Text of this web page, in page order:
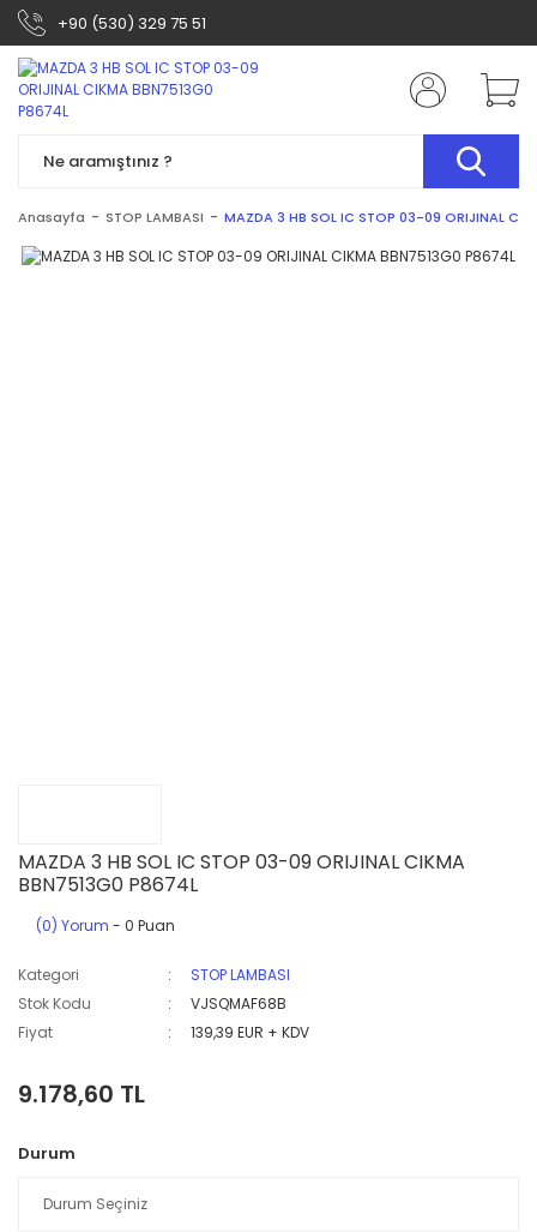
+90 (530) 329 75 51
Anasayfa STOP LAMBASI MAZDA 3 HB SOL IC STOP 03-09 ORIJINAL
MAZDA 3 HB SOL IC STOP 03-09 ORIJINAL CIKMA
BBN7513G0 P8674L
(0) Yorum - 0 Puan
Kategori
STOP LAMBASI
Stok Kodu
VJSQMAF68B
Fiyat
139,39 EUR + KDV
9.178,60 TL
Durum